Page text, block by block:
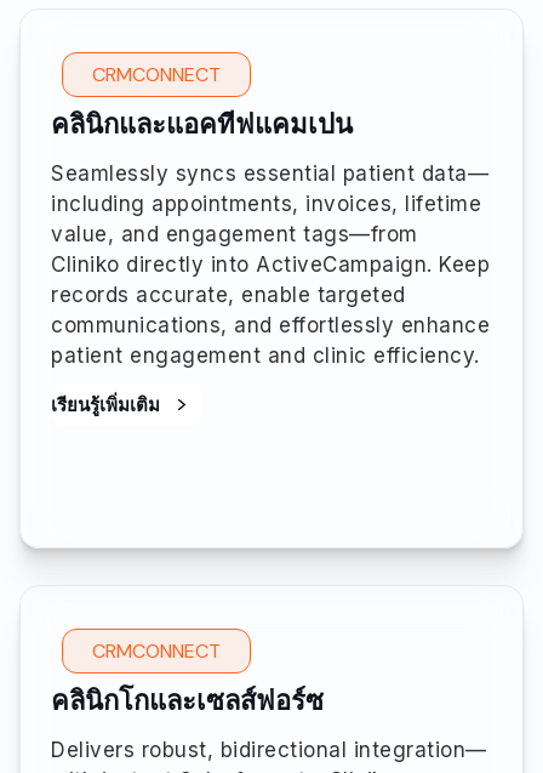
CRMCONNECT
คลินิกและแอคทีฟแคมเปน
Seamlessly syncs essential patient data—
including appointments, invoices, lifetime
value, and engagement tags—from
Cliniko directly into ActiveCampaign. Keep
records accurate, enable targeted
communications, and effortlessly enhance
patient engagement and clinic efficiency.
เรียนรู้เพิ่มเติม
CRMCONNECT
คลินิกโกและเซลส์ฟอร์ซ
Delivers robust, bidirectional integration—